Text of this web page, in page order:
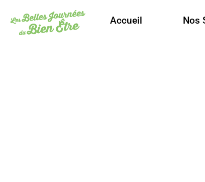
Accueil Nos